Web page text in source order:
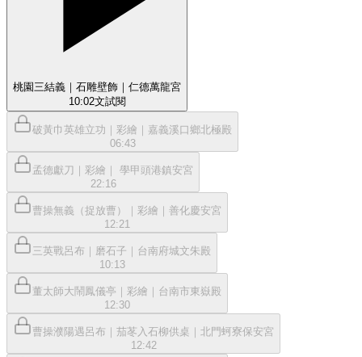
桃園三結義｜石雕壁飾｜仁德萬龍宮
10:02文試閱
破黃巾英雄立功｜彩繪｜嘉義溪口鄉北極殿
06:43
孟德獻刀｜彩繪｜ 學甲頭港鎮安宮
22:16
曹操無義（捉放曹）｜彩繪｜善化慶安宮
12:21
三英戰呂布｜磨石子｜台南府城文朱殿
10:13
董太師大鬧鳳儀亭｜彩繪｜台南市東嶽殿
12:30
曹操濮陽遇呂布｜茄苳入石柳供桌｜北門蚵寮保安宮
12:42